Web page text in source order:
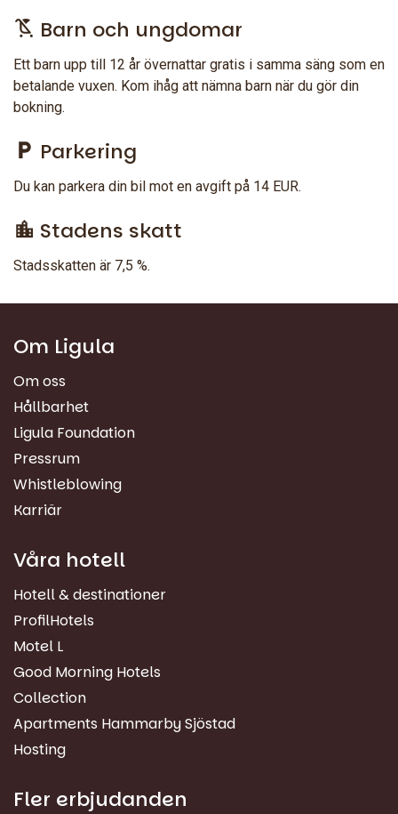
Barn och ungdomar
Ett barn upp till 12 år övernattar gratis i samma säng som en
betalande vuxen. Kom ihåg att nämna barn när du gör din
bokning.
Parkering
Du kan parkera din bil mot en avgift på 14 EUR.
Stadens skatt
Stadsskatten är 7,5 %.
Om Ligula
Om oss
Hållbarhet
Ligula Foundation
Pressrum
Whistleblowing
Karriär
Våra hotell
Hotell & destinationer
ProfilHotels
Motel L
Good Morning Hotels
Collection
Apartments Hammarby Sjöstad
Hosting
Fler erbjudanden